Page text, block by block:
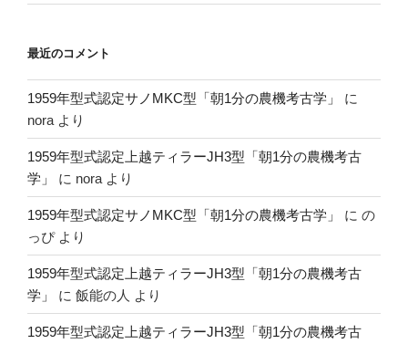
最近のコメント
1959年型式認定サノMKC型「朝1分の農機考古学」
に
nora より
1959年型式認定上越ティラーJH3型「朝1分の農機考古
学」
に nora より
1959年型式認定サノMKC型「朝1分の農機考古学」 に の
っぴより
1959年型式認定上越ティラーJH3型「朝1分の農機考古
学」
に 飯能の人 より
1959年型式認定上越ティラーJH3型「朝1分の農機考古